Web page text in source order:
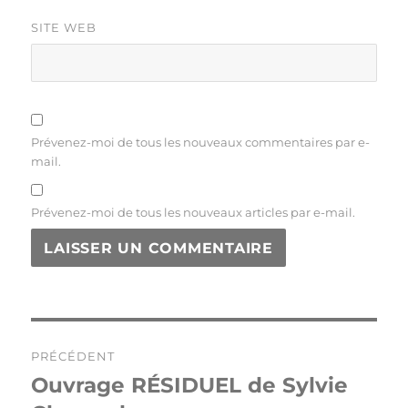
SITE WEB
Prévenez-moi de tous les nouveaux commentaires par e-
mail.
Prévenez-moi de tous les nouveaux articles par e-mail.
de
PRÉCÉDENT
Publication
Ouvrage RÉSIDUEL de Sylvie